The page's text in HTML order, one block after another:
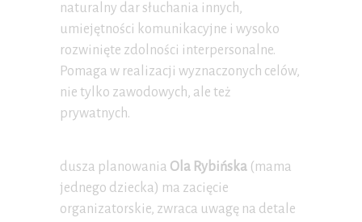
naturalny dar słuchania innych,
umiejętności komunikacyjne i wysoko
rozwinięte zdolności interpersonalne.
Pomaga w realizacji wyznaczonych celów,
nie tylko zawodowych, ale też
prywatnych.
dusza planowania Ola Rybińska (mama
jednego dziecka) ma zacięcie
organizatorskie, zwraca uwagę na detale